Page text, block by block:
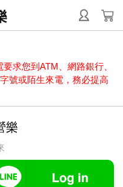
求您到ATM、網路銀行、
號或陌生來電，務必提高
樂